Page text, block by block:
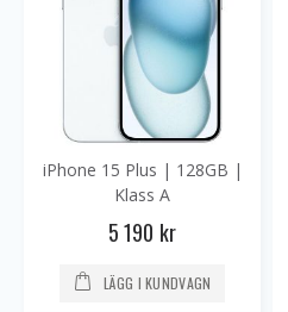
iPhone 15 Plus | 128GB |
Klass A
5 190 kr
LÄGG I KUNDVAGN